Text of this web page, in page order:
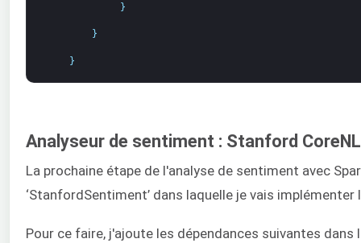
}
}
}
Analyseur de sentiment : Stanford
La prochaine étape de l'analyse de sentiment avec
‘StanfordSentiment’ dans laquelle je vais
Pour ce faire, j'ajoute les dépendances suivantes dans